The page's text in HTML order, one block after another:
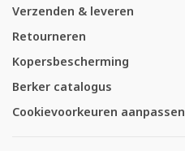
Verzenden & leveren
Retourneren
Kopersbescherming
Berker catalogus
Cookievoorkeuren aanpassen